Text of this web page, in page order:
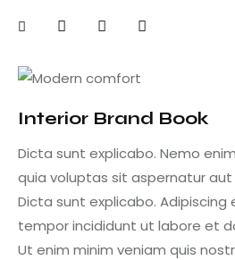
Interior Brand Book
Dicta sunt explicabo. Nemo
quia voluptas sit aspernatur
Dicta sunt explicabo. Adipiscing
tempor incididunt ut labore et
Ut enim minim veniam quis